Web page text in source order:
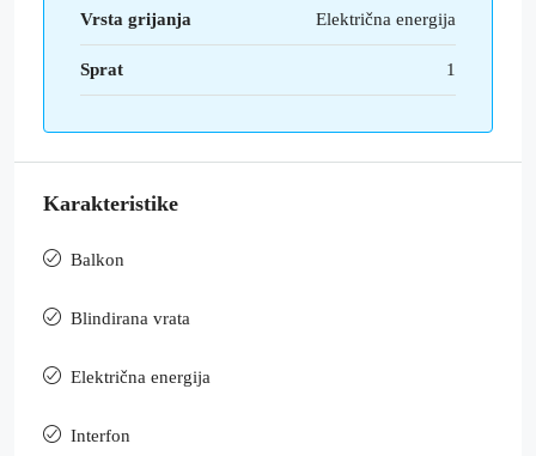
Vrsta grijanja Električna energija
Sprat 1
Karakteristike
Balkon
Blindirana vrata
Električna energija
Interfon